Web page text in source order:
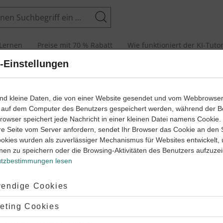
Suchen
Preise mit 70 % Rabatt Wie funktioniert der KI-Tutor
analysieren
aber auch im Englischen existieren. Gedichte analysieren
du in diesem Lernweg.
Analyse von einem
Textanalyse
Einstellungen
kleine Daten, die von einer Website gesendet und vom
dem Computer des Benutzers gespeichert werden, während der
speichert jede Nachricht in einer kleinen Datei namens Cookie.
Seite vom Server anfordern, sendet Ihr Browser das Cookie an den
wurden als zuverlässiger Mechanismus für Websites entwickelt,
zu speichern oder die Browsing-Aktivitäten des Benutzers
lesen
Cookies
Cookies